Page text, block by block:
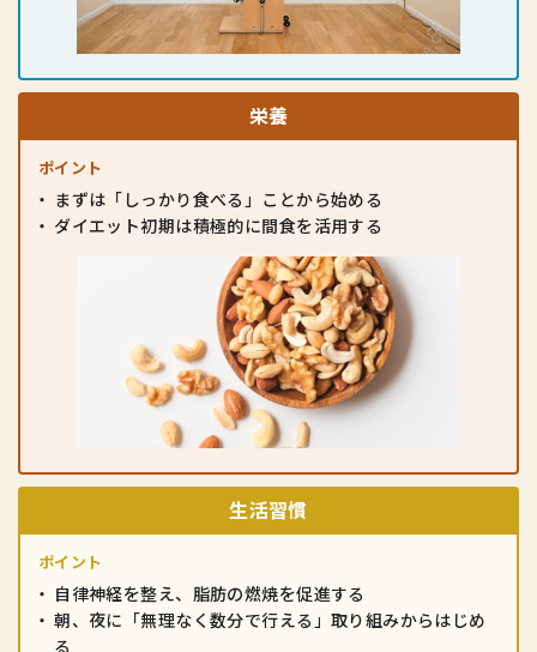
栄養
ポイント
まずは「しっかり食べる」ことから始める
ダイエット初期は積極的に間食を活用する
生活習慣
ポイント
自律神経を整え、脂肪の燃焼を促進する
朝、夜に「無理なく数分で行える」 取り組みからはじめ
る